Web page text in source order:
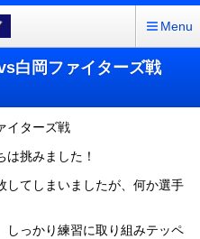
Menu
白岡ファイターズ戦
イターズ戦
挑みました！
してしまいましたが、何か選手
しっかり練習に取り組みテッペ